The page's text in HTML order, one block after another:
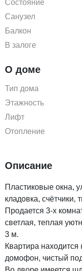
Состояние
Санузел
Балкон
В залоге
О доме
Тип дома
Этажность
Лифт
Отопление
Описание
Пластиковые окна,
кладовка, счётчики,
Продается 3-х
светлая, теплая
3 м.
Квартира
домофон, чистый